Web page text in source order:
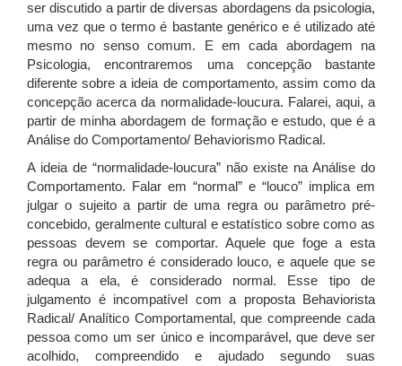
ser discutido a partir de diversas abordagens da psicologia,
uma vez que o termo é bastante genérico e é utilizado até
mesmo no senso comum. E em cada abordagem na
Psicologia, encontraremos uma concepção bastante
diferente sobre a ideia de comportamento, assim como da
concepção acerca da normalidade-loucura. Falarei, aqui, a
partir de minha abordagem de formação e estudo, que é a
Análise do Comportamento/ Behaviorismo Radical.
A ideia de “normalidade-loucura” não existe na Análise do
Comportamento. Falar em “normal” e “louco” implica em
julgar o sujeito a partir de uma regra ou parâmetro pré-
concebido, geralmente cultural e estatístico sobre como as
pessoas devem se comportar. Aquele que foge a esta
regra ou parâmetro é considerado louco, e aquele que se
adequa a ela, é considerado normal. Esse tipo de
julgamento é incompatível com a proposta Behaviorista
Radical/ Analítico Comportamental, que compreende cada
pessoa como um ser único e incomparável, que deve ser
acolhido, compreendido e ajudado segundo suas